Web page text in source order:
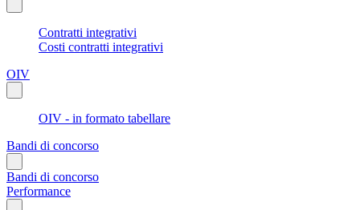
Contratti integrativi
Costi contratti integrativi
OIV
OIV - in formato tabellare
Bandi di concorso
Bandi di concorso
Performance